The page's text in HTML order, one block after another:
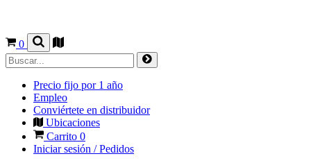
0
Precio fijo por 1 año
Empleo
Conviértete en distribuidor
Ubicaciones
Carrito 0
Iniciar sesión / Pedidos